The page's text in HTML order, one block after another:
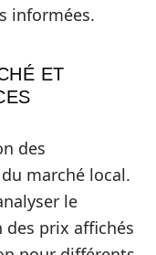
informées.
ET
des
marché local.
le
des prix affichés